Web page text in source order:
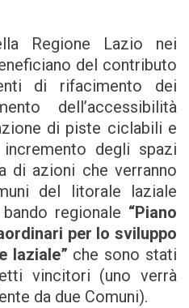
Regione Lazio nei
del contributo
di rifacimento dei
dell’accessibilità
di piste ciclabili e
degli spazi
di azioni che verranno
del litorale laziale
regionale “Piano
per lo sviluppo
laziale” che sono stati
vincitori (uno verrà
da due Comuni).